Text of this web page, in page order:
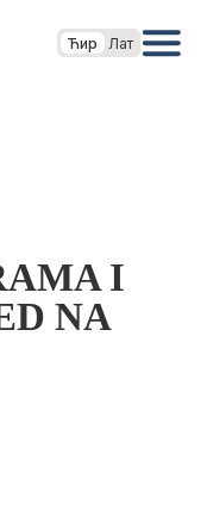
Ћир Лат
I
NA